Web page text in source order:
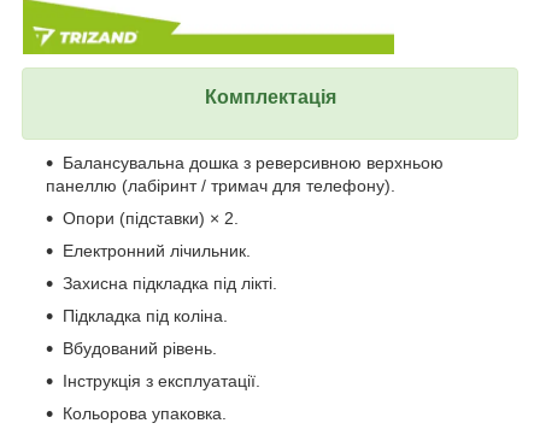
Комплектація
Балансувальна дошка з реверсивною верхньою
панеллю (лабіринт / тримач для телефону).
Опори (підставки) × 2.
Електронний лічильник.
Захисна підкладка під лікті.
Підкладка під коліна.
Вбудований рівень.
Інструкція з експлуатації.
Кольорова упаковка.